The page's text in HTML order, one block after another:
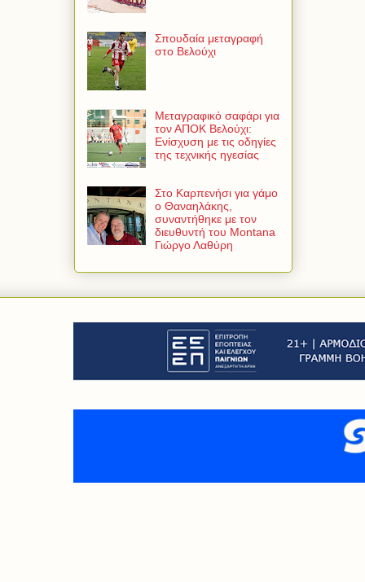
Σπουδαία μεταγραφή
στο Βελούχι
Μεταγραφικό σαφάρι για
τον ΑΠΟΚ Βελούχι:
Ενίσχυση με τις οδηγίες
της τεχνικής ηγεσίας
Στο Καρπενήσι για γάμο
ο Θαναηλάκης,
συναντήθηκε με τον
διευθυντή του Montana
Γιώργο Λαθύρη